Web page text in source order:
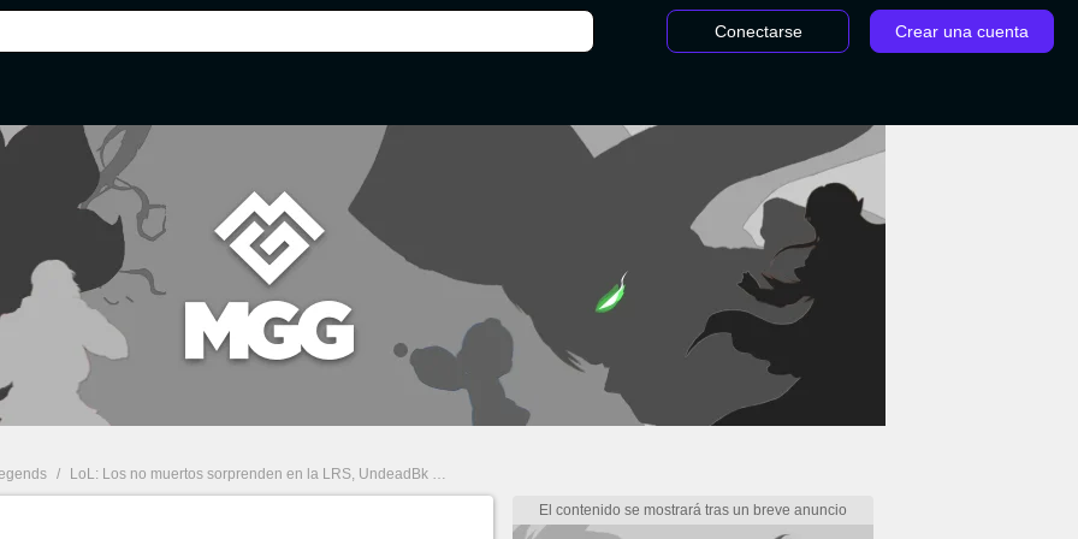
Conectarse Crear una cuenta
/ LoL: Los no muertos sorprenden en la LRS, UndeadBk consigue una victoria 3-1 ante MetaGaming para conseguir el pase a la final del lower bracket